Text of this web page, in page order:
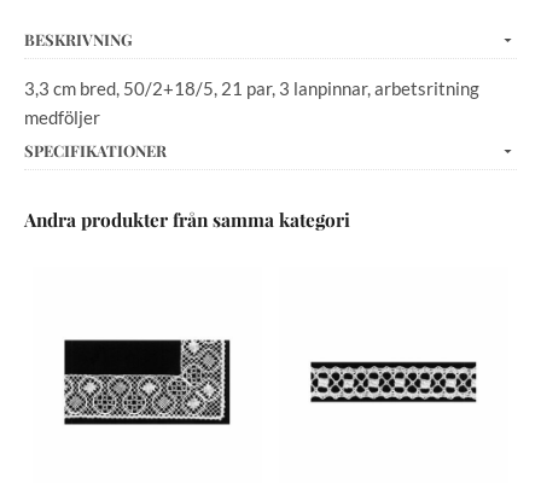
BESKRIVNING
3,3 cm bred, 50/2+18/5, 21 par, 3 lanpinnar, arbetsritning
medföljer
SPECIFIKATIONER
Andra produkter från samma kategori